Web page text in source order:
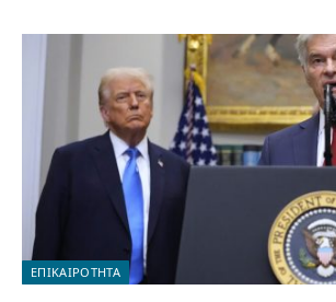
ΕΠΙΚΑΙΡΟΤΗΤΑ